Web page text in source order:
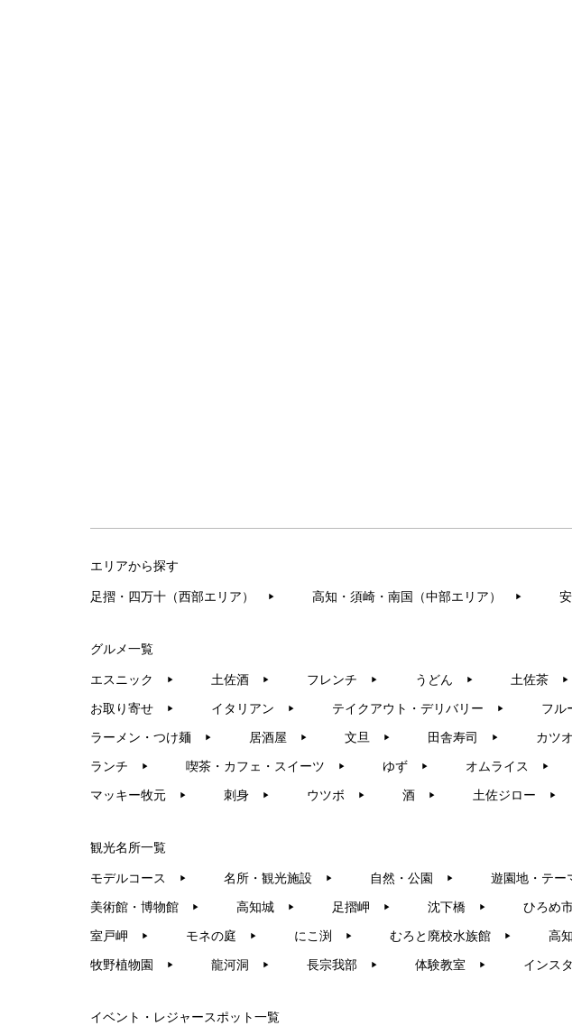
エリアから探す
足摺・四万十（西部エリア） ▶︎ 高知・須崎・南国（中部エリア） ▶︎
グルメ一覧
エスニック ▶︎ 土佐酒 ▶︎ フレンチ ▶︎ うどん ▶︎ 土佐茶 ▶︎
お取り寄せ ▶︎ イタリアン ▶︎ テイクアウト・デリバリー ▶︎ フル
ラーメン・つけ麺 ▶︎ 居酒屋 ▶︎ 文旦 ▶︎ 田舎寿司 ▶︎ カツオ
ランチ ▶︎ 喫茶・カフェ・スイーツ ▶︎ ゆず ▶︎ オムライス ▶︎
マッキー牧元 ▶︎ 刺身 ▶︎ ウツボ ▶︎ 酒 ▶︎ 土佐ジロー ▶︎
観光名所一覧
モデルコース ▶︎ 名所・観光施設 ▶︎ 自然・公園 ▶︎ 遊園地・テー
美術館・博物館 ▶︎ 高知城 ▶︎ 足摺岬 ▶︎ 沈下橋 ▶︎ ひろめ
室戸岬 ▶︎ モネの庭 ▶︎ にこ渕 ▶︎ むろと廃校水族館 ▶︎ 高
牧野植物園 ▶︎ 龍河洞 ▶︎ 長宗我部 ▶︎ 体験教室 ▶︎ インス
イベント・レジャースポット一覧